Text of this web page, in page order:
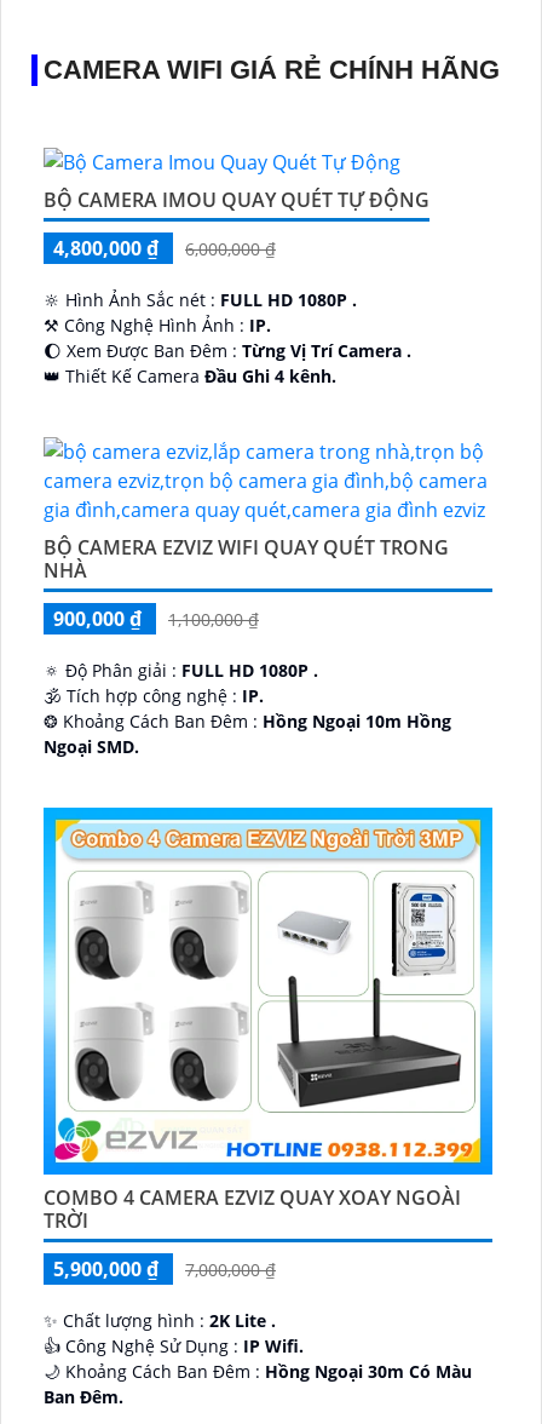
CAMERA WIFI GIÁ RẺ CHÍNH HÃNG
BỘ CAMERA IMOU QUAY QUÉT TỰ ĐỘNG
4,800,000 ₫
6,000,000 ₫
🔆 Hình Ảnh Sắc nét : FULL HD 1080P .
⚒ Công Nghệ Hình Ảnh : IP.
🌔 Xem Được Ban Đêm : Từng Vị Trí Camera .
👑 Thiết Kế Camera Đầu Ghi 4 kênh.
BỘ CAMERA EZVIZ WIFI QUAY QUÉT TRONG
NHÀ
900,000 ₫
1,100,000 ₫
🔅 Độ Phân giải : FULL HD 1080P .
🕉️ Tích hợp công nghệ : IP.
❂ Khoảng Cách Ban Đêm : Hồng Ngoại 10m Hồng
Ngoại SMD.
COMBO 4 CAMERA EZVIZ QUAY XOAY NGOÀI
TRỜI
5,900,000 ₫
7,000,000 ₫
✨ Chất lượng hình : 2K Lite .
👍 Công Nghệ Sử Dụng : IP Wifi.
🌙 Khoảng Cách Ban Đêm : Hồng Ngoại 30m Có Màu
Ban Ðêm.